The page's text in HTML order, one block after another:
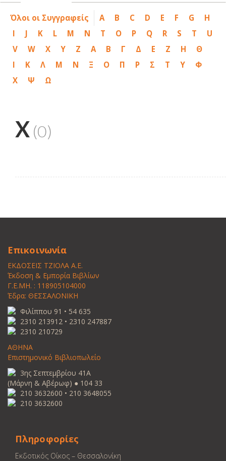
Όλοι οι Συγγραφείς A B C D E F G
H
I
J K L M N T O P Q R S T
U
V
W X Y Z Α Β Γ Δ Ε Ζ Η
Θ
Ι
Κ Λ Μ Ν Ξ Ο Π Ρ Σ Τ Υ
Φ
Χ
Ψ Ω
X (0)
Επικοινωνία
ΕΚΔΟΣΕΙΣ ΤΖΙΟΛΑ Α.Ε.
Έκδοση & Εμπορία Βιβλίων
Γ.Ε.ΜΗ. : 118905104000
Έδρα: ΘΕΣΣΑΛΟΝΙΚΗ
Φιλίππου 91 • 54 635
2310 213912 • 2310 247887
2310 210729
ΑΘΗΝΑ
Επιστημονικό Βιβλιοπωλείο
3ης Σεπτεμβρίου 41Α
(Μάρνη & Αβέρωφ) ● 104 33
210 3632600 • 210 3648055
210 3632600
Πληροφορίες
Εκδοτικός Οίκος – Θεσσαλονίκη